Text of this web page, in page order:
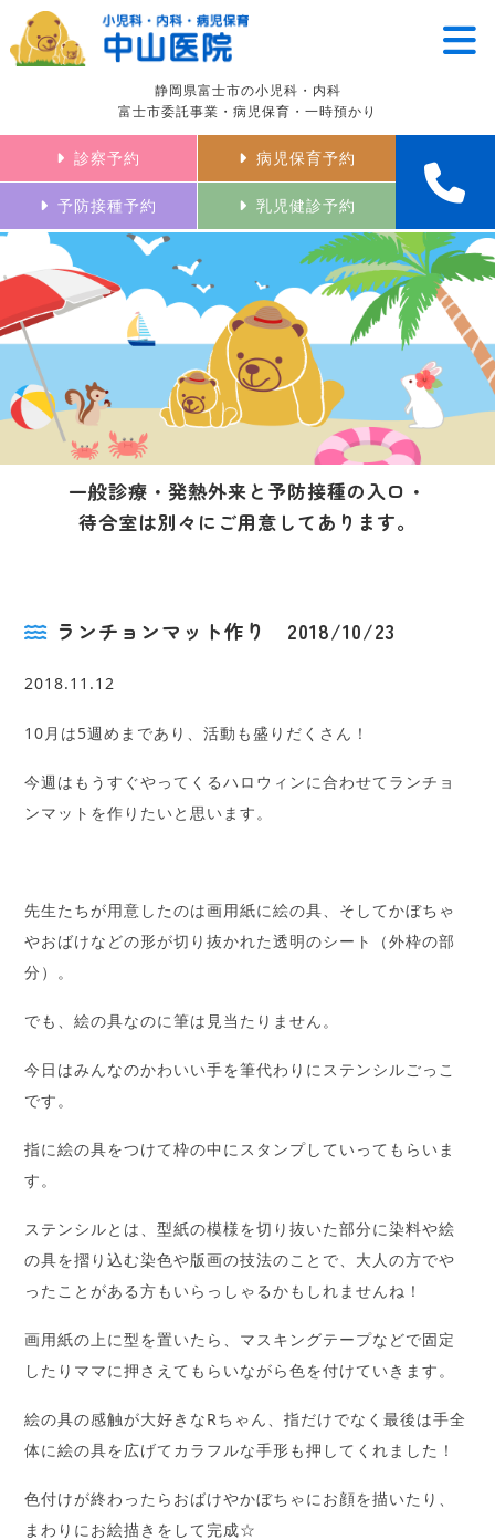
静岡県富士市の小児科・内科
富士市委託事業・病児保育・一時預かり
診察予約 病児保育予約
予防接種予約 乳児健診予約
一般診療・発熱外来と予防接種の入口・
待合室は別々にご用意してあります。
ランチョンマット作り 2018/10/23
2018.11.12
10月は5週めまであり、活動も盛りだくさん！
今週はもうすぐやってくるハロウィンに合わせてランチョ
ンマットを作りたいと思います。
先生たちが用意したのは画用紙に絵の具、そしてかぼちゃ
やおばけなどの形が切り抜かれた透明のシート（外枠の部
分）。
でも、絵の具なのに筆は見当たりません。
今日はみんなのかわいい手を筆代わりにステンシルごっこ
です。
指に絵の具をつけて枠の中にスタンプしていってもらいま
す。
ステンシルとは、型紙の模様を切り抜いた部分に染料や絵
の具を摺り込む染色や版画の技法のことで、大人の方でや
ったことがある方もいらっしゃるかもしれませんね！
画用紙の上に型を置いたら、マスキングテープなどで固定
したりママに押さえてもらいながら色を付けていきます。
絵の具の感触が大好きなRちゃん、指だけでなく最後は手全
体に絵の具を広げてカラフルな手形も押してくれました！
色付けが終わったらおばけやかぼちゃにお顔を描いたり、
まわりにお絵描きをして完成☆